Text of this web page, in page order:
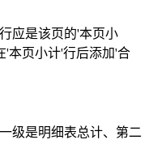
应是该页的'本页小
'本页小计'行后添加'合
是明细表总计、第二